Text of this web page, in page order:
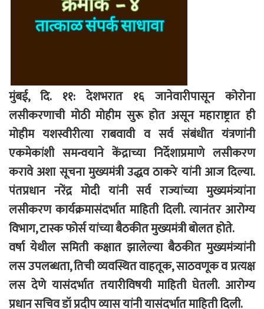
मुंबई, दि. ११: देशभरात १६ जानेवारीपासून कोरोना
लसीकरणाची मोठी मोहीम सुरू होत असून महाराष्ट्रात ही
मोहीम यशस्वीरीत्या राबवावी व सर्व संबंधीत यंत्रणांनी
एकमेकांशी समन्वयाने केंद्राच्या निर्देशाप्रमाणे लसीकरण
करावे अशा सूचना मुख्यमंत्री उद्धव ठाकरे यांनी आज दिल्या.
पंतप्रधान नरेंद्र मोदी यांनी सर्व राज्यांच्या मुख्यमंत्र्यांना
लसीकरण कार्यक्रमासंदर्भात माहिती दिली. त्यानंतर आरोग्य
विभाग, टास्क फोर्स यांच्या बैठकीत मुख्यमंत्री बोलत होते.
वर्षा येथील समिती कक्षात झालेल्या बैठकीत मुख्यमंत्र्यांनी
लस उपलब्धता, तिची व्यवस्थित वाहतूक, साठवणूक व प्रत्यक्ष
लस देणे यासंदर्भात तयारीविषयी माहिती घेतली. आरोग्य
प्रधान सचिव डॉ प्रदीप व्यास यांनी यासंदर्भात माहिती दिली.